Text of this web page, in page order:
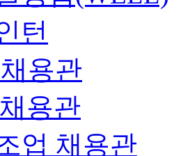
턴
용관
용관
업 채용관